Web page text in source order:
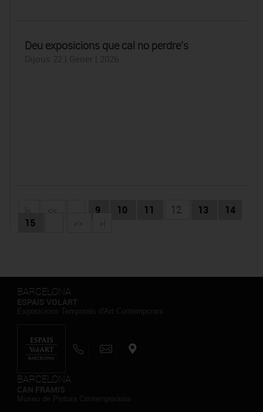
Deu exposicions que cal no perdre’s
|< << 9 10 11 12 13
14
15
... >> >|
BARCELONA
BARCELONA